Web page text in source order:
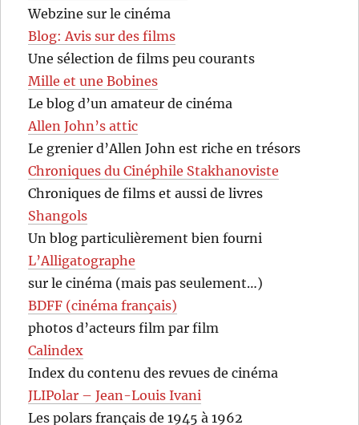
Webzine sur le cinéma
Blog: Avis sur des films
Une sélection de films peu courants
Mille et une Bobines
Le blog d’un amateur de cinéma
Allen John’s attic
Le grenier d’Allen John est riche en trésors
Chroniques du Cinéphile Stakhanoviste
Chroniques de films et aussi de livres
Shangols
Un blog particulièrement bien fourni
L’Alligatographe
sur le cinéma (mais pas seulement…)
BDFF (cinéma français)
photos d’acteurs film par film
Calindex
Index du contenu des revues de cinéma
JLIPolar – Jean-Louis Ivani
Les polars français de 1945 à 1962